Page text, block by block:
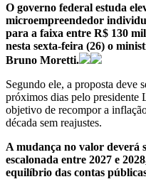
O governo federal estuda
microempreendedor
para a faixa entre R$ 130
nesta sexta-feira (26) o
Bruno Moretti.
Segundo ele, a proposta deve
próximos dias pelo
objetivo de recompor a
década sem reajustes.
A mudança no valor deverá
escalonada entre 2027 e
equilíbrio das contas